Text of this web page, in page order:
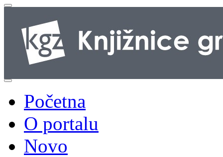
Početna
O portalu
Novo